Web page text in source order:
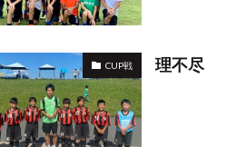
CUP戦 理不尽